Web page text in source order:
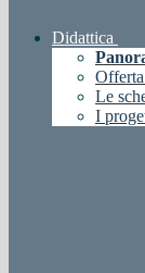
Didattica
Le
I